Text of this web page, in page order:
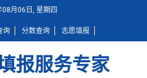
月06日, 星期四
询 分数查询 志愿填报
报服务专家